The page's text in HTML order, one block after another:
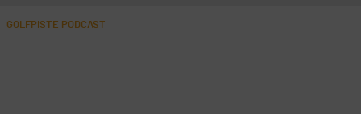
GOLFPISTE PODCAST